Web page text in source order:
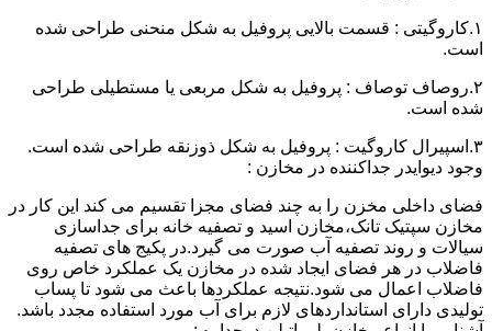
۱.کاروگیتی : قسمت بالایی پروفیل به شکل منحنی طراحی شده
است.
۲.روصاف توصاف : پروفیل به شکل مربعی یا مستطیلی طراحی
شده است.
۳.اسپیرال کاروگیت : پروفیل به شکل ذوزنقه طراحی شده است.
وجود دیوایدر جداکننده در مخازن :
فضای داخلی مخزن را به چند فضای مجزا تقسیم می کند این کار در
مخازن سپتیک تانک،مخازن اسید و تصفیه خانه برای جداسازی
سیالات و روند تصفیه آب صورت می گیرد.در پکیج های تصفیه
فاضلاب در هر فضای ایجاد شده در مخازن یک عملکرد خاص روی
فاضلاب اعمال می شود.نتیجه عملکردها باعث می شود تا پساب
تولیدی دارای استانداردهای لازم برای آب مورد استفاده مجدد باشد.